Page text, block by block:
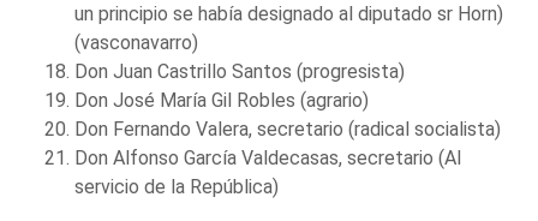
un principio se había designado al diputado sr Horn)
(vasconavarro)
Don Juan Castrillo Santos (progresista)
Don José María Gil Robles (agrario)
Don Fernando Valera, secretario (radical socialista)
Don Alfonso García Valdecasas, secretario (Al
servicio de la República)